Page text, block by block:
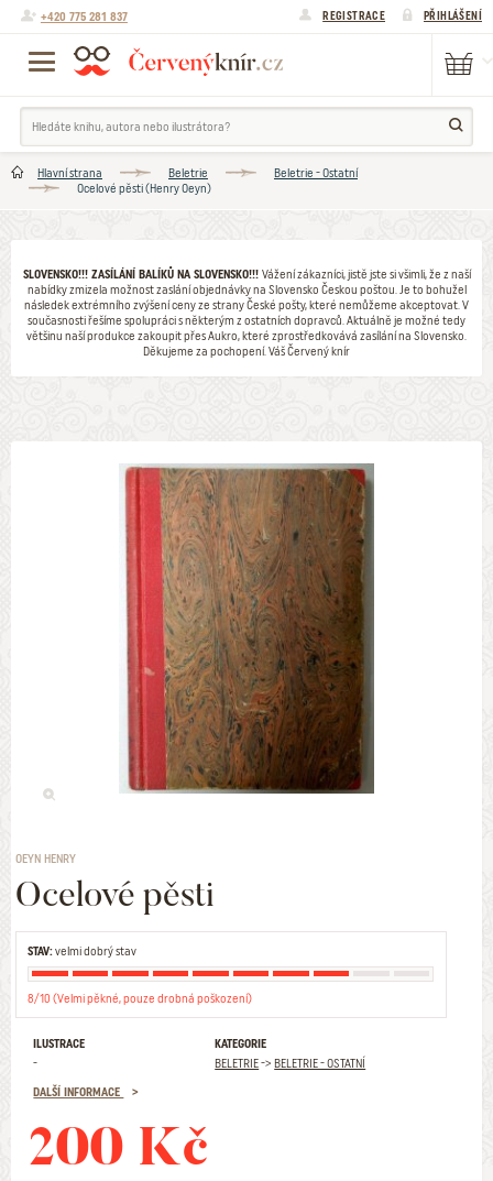
+420 775 281 837 REGISTRACE PŘIHLÁŠENÍ
Hlavní strana Beletrie
Beletrie - Ostatní
Ocelové pěsti (Henry Oeyn)
SLOVENSKO!!! ZASÍLÁNÍ BALÍKŮ NA SLOVENSKO!!! Vážení zákazníci, jistě jste si všimli, že z naší
nabídky zmizela možnost zaslání objednávky na Slovensko Českou poštou. Je to bohužel
následek extrémního zvýšení ceny ze strany České pošty, které nemůžeme akceptovat. V
současnosti řešíme spolupráci s některým z ostatních dopravců. Aktuálně je možné tedy
většinu naší produkce zakoupit přes Aukro, které zprostředkovává zasílání na Slovensko.
Děkujeme za pochopení. Váš Červený knír
OEYN HENRY
Ocelové pěsti
STAV:velmi dobrý stav
8/10 (Velmi pěkné, pouze drobná poškození)
ILUSTRACE
-
KATEGORIE
BELETRIE->BELETRIE - OSTATNÍ
DALŠÍ INFORMACE
200 Kč